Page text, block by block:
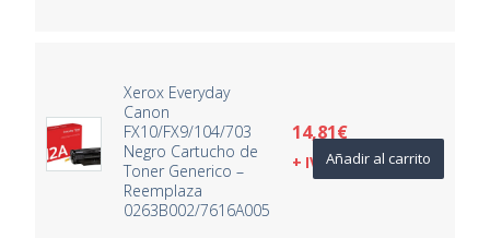
Xerox Everyday
Canon
FX10/FX9/104/703
Negro Cartucho de
Toner Generico –
Reemplaza
0263B002/7616A005
14,81€
+ IVAAñadir al carrito